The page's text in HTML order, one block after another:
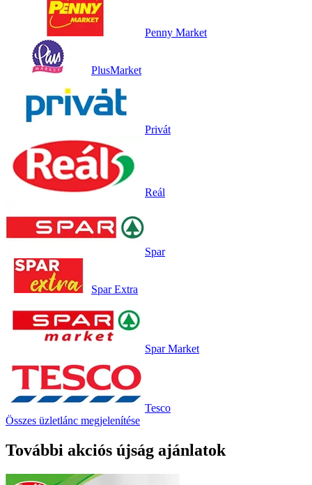
Penny Market
PlusMarket
Privát
Reál
Spar
Spar Extra
Spar Market
Tesco
Összes üzletlánc megjelenítése
További akciós újság ajánlatok